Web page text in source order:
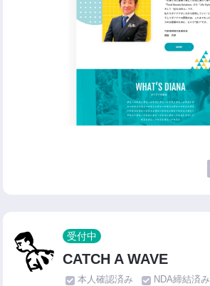
受付中
CATCH A WAVE
本人確認済み
NDA締結済み